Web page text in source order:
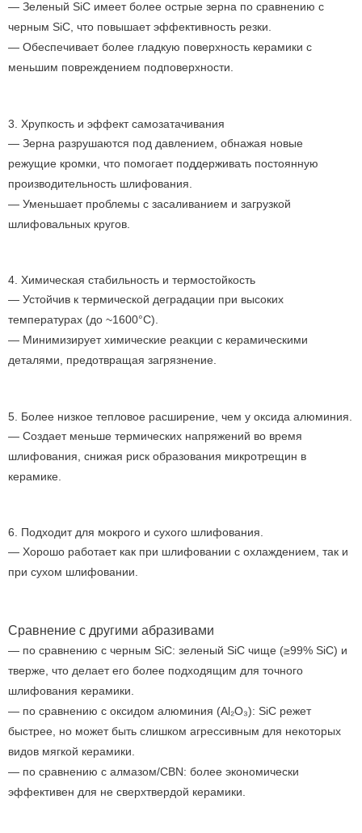
— Зеленый SiC имеет более острые зерна по сравнению с
черным SiC, что повышает эффективность резки.
— Обеспечивает более гладкую поверхность керамики с
меньшим повреждением подповерхности.
3. Хрупкость и эффект самозатачивания
— Зерна разрушаются под давлением, обнажая новые
режущие кромки, что помогает поддерживать постоянную
производительность шлифования.
— Уменьшает проблемы с засаливанием и загрузкой
шлифовальных кругов.
4. Химическая стабильность и термостойкость
— Устойчив к термической деградации при высоких
температурах (до ~1600°C).
— Минимизирует химические реакции с керамическими
деталями, предотвращая загрязнение.
5. Более низкое тепловое расширение, чем у оксида алюминия.
— Создает меньше термических напряжений во время
шлифования, снижая риск образования микротрещин в
керамике.
6. Подходит для мокрого и сухого шлифования.
— Хорошо работает как при шлифовании с охлаждением, так и
при сухом шлифовании.
Сравнение с другими абразивами
— по сравнению с черным SiC: зеленый SiC чище (≥99% SiC) и
тверже, что делает его более подходящим для точного
шлифования керамики.
— по сравнению с оксидом алюминия (Al₂O₃): SiC режет
быстрее, но может быть слишком агрессивным для некоторых
видов мягкой керамики.
— по сравнению с алмазом/CBN: более экономически
эффективен для не сверхтвердой керамики.